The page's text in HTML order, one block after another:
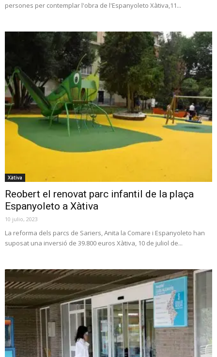
persones per contemplar l'obra de l'Espanyoleto Xàtiva,11...
Xàtiva
Reobert el renovat parc infantil de la plaça
Espanyoleto a Xàtiva
10 julio, 2023
La reforma dels parcs de Sariers, Anita la Comare i Espanyoleto han
suposat una inversió de 39.800 euros Xàtiva, 10 de juliol de...